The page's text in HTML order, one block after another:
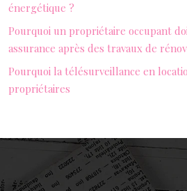
énergétique ?
Pourquoi un propriétaire occupant
assurance après des travaux de
Pourquoi la télésurveillance en
propriétaires